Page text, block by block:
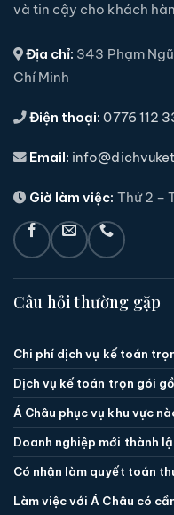
và tin cậy cho khách
Địa chỉ: 343 Phạm
Chí Minh
Điện thoại: 0776 112
Email:
Giờ làm việc: Thứ 2 –
Câu hỏi thường gặp
Chi phí dịch vụ kế toán
Dịch vụ kế toán trọn gói
Á Châu phục vụ khu vực
Doanh nghiệp mới thành
Có nhận làm quyết toán
Làm việc với Á Châu có